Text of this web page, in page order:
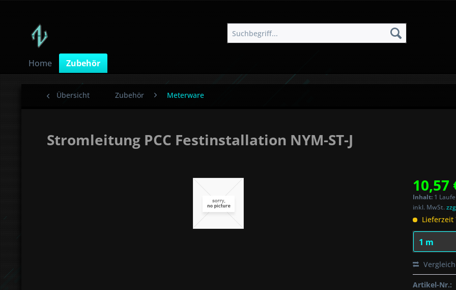
Home Zubehör
Übersicht Zubehör Meterware
Stromleitung PCC Festinstallation NYM-ST-J
10,57
Inhalt: 1
inkl. MwSt.
Lieferzeit
Artikel-Nr.: